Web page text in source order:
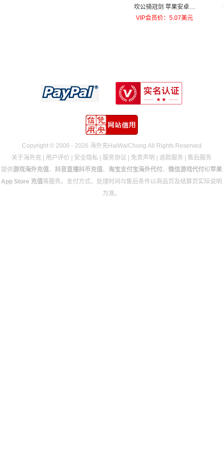
坎公骑冠剑 苹果安卓充
值每天召唤！礼包
VIP会员价：5.07美元
Copyright © 2006 - 2026 海外充HaiWaiChong.All Rights Reserved
关于海外充 | 用户评价 | 安全隐私 | 服务协议 | 免责声明 | 退款服务 | 售后服务
提供游戏海外充值、 抖音直播抖币充值、 淘宝支付宝海外代付、 微信游戏代付和 苹果
App Store 充值等服务。支付方式、处理时间与售后条件以商品页及结算页实际说明
为准。